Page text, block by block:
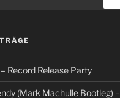
Record Release Party
(Mark Machulle Bootleg) –